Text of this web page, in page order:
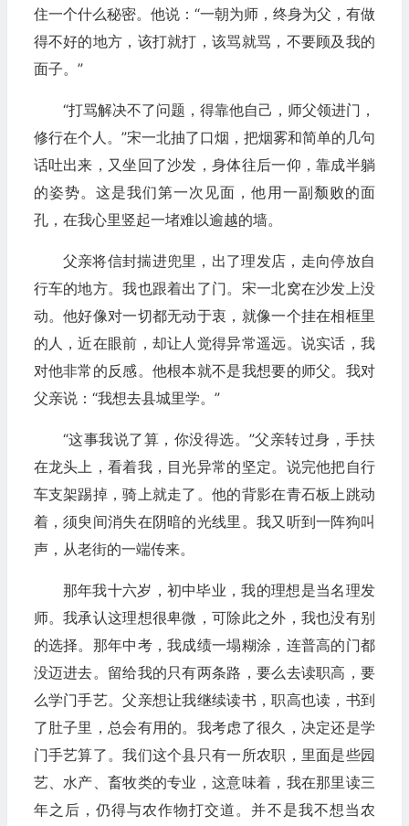
住一个什么秘密。他说：“一朝为师，终身为父，有做
得不好的地方，该打就打，该骂就骂，不要顾及我的
面子。”
“打骂解决不了问题，得靠他自己，师父领进门，
修行在个人。”宋一北抽了口烟，把烟雾和简单的几句
话吐出来，又坐回了沙发，身体往后一仰，靠成半躺
的姿势。这是我们第一次见面，他用一副颓败的面
孔，在我心里竖起一堵难以逾越的墙。
父亲将信封揣进兜里，出了理发店，走向停放自
行车的地方。我也跟着出了门。宋一北窝在沙发上没
动。他好像对一切都无动于衷，就像一个挂在相框里
的人，近在眼前，却让人觉得异常遥远。说实话，我
对他非常的反感。他根本就不是我想要的师父。我对
父亲说：“我想去县城里学。”
“这事我说了算，你没得选。”父亲转过身，手扶
在龙头上，看着我，目光异常的坚定。说完他把自行
车支架踢掉，骑上就走了。他的背影在青石板上跳动
着，须臾间消失在阴暗的光线里。我又听到一阵狗叫
声，从老街的一端传来。
那年我十六岁，初中毕业，我的理想是当名理发
师。我承认这理想很卑微，可除此之外，我也没有别
的选择。那年中考，我成绩一塌糊涂，连普高的门都
没迈进去。留给我的只有两条路，要么去读职高，要
么学门手艺。父亲想让我继续读书，职高也读，书到
了肚子里，总会有用的。我考虑了很久，决定还是学
门手艺算了。我们这个县只有一所农职，里面是些园
艺、水产、畜牧类的专业，这意味着，我在那里读三
年之后，仍得与农作物打交道。并不是我不想当农